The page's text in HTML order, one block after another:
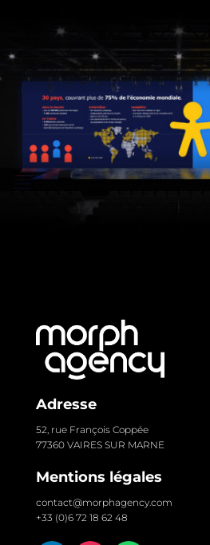
Adresse
52, rue François Coppée
77360 VAIRES SUR MARNE
Mentions légales
contact@morphagency.com
+33 (0)6 72 18 62 48